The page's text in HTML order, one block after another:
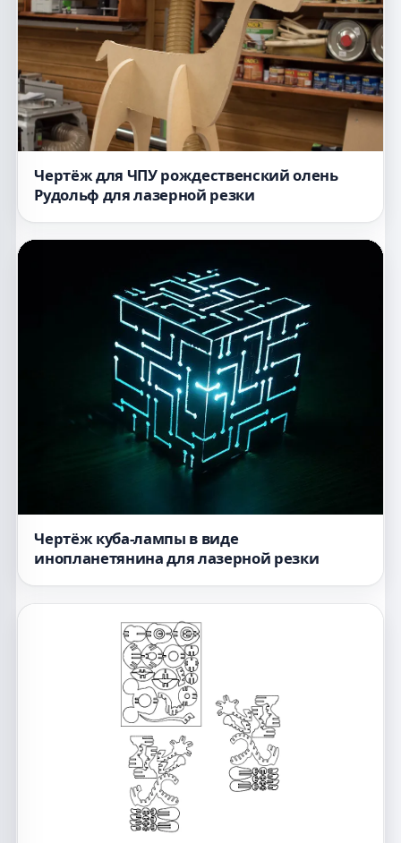
Чертёж для ЧПУ рождественский олень
Рудольф для лазерной резки
Чертёж куба-лампы в виде
инопланетянина для лазерной резки